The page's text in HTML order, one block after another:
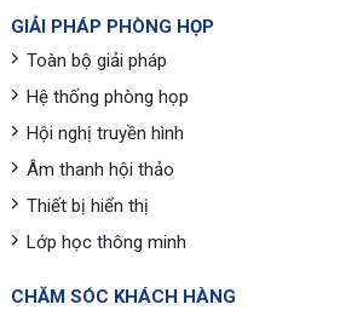
GIẢI PHÁP PHÒNG HỌP
Toàn bộ giải pháp
Hệ thống phòng họp
Hội nghị truyền hình
Âm thanh hội thảo
Thiết bị hiển thị
Lớp học thông minh
CHĂM SÓC KHÁCH HÀNG